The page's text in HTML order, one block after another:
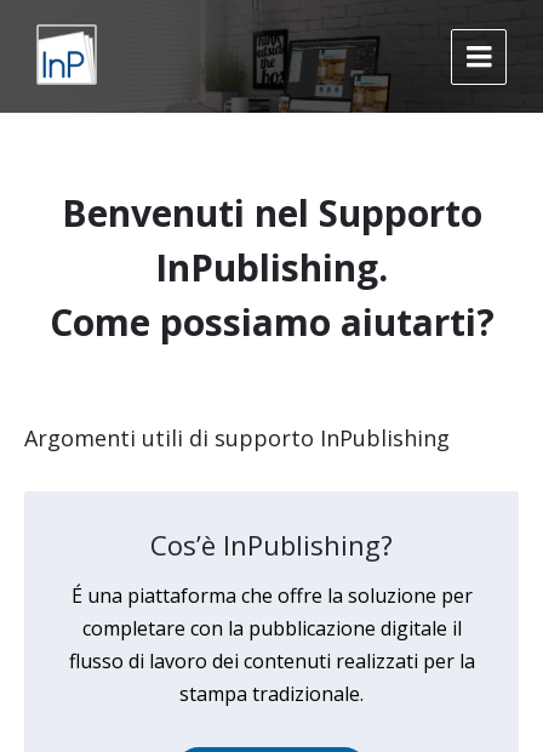
content
main
navigation
footer
Benvenuti nel Supporto
InPublishing.
Come possiamo aiutarti?
Argomenti utili di supporto InPublishing
Cos’è InPublishing?
É una piattaforma che offre la soluzione per
completare con la pubblicazione digitale il
flusso di lavoro dei contenuti realizzati per la
stampa tradizionale.